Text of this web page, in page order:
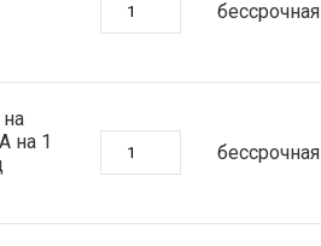
бессрочная
на 1
бессрочная